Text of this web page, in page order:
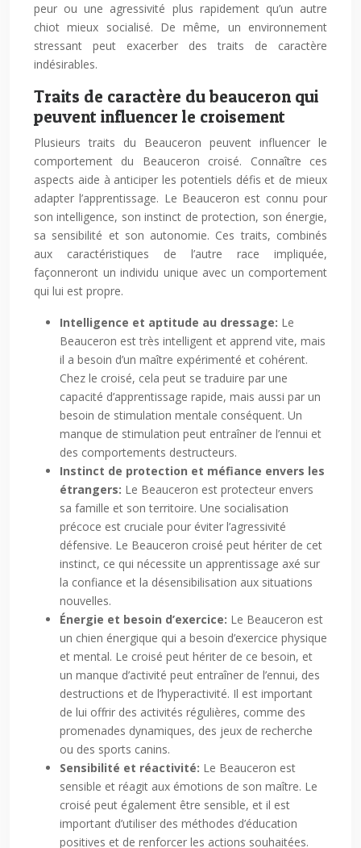
peur ou une agressivité plus rapidement qu’un autre
chiot mieux socialisé. De même, un environnement
stressant peut exacerber des traits de caractère
indésirables.
Traits de caractère du beauceron qui
peuvent influencer le croisement
Plusieurs traits du Beauceron peuvent influencer le
comportement du Beauceron croisé. Connaître ces
aspects aide à anticiper les potentiels défis et de mieux
adapter l’apprentissage. Le Beauceron est connu pour
son intelligence, son instinct de protection, son énergie,
sa sensibilité et son autonomie. Ces traits, combinés
aux caractéristiques de l’autre race impliquée,
façonneront un individu unique avec un comportement
qui lui est propre.
Intelligence et aptitude au dressage: Le
Beauceron est très intelligent et apprend vite, mais
il a besoin d’un maître expérimenté et cohérent.
Chez le croisé, cela peut se traduire par une
capacité d’apprentissage rapide, mais aussi par un
besoin de stimulation mentale conséquent. Un
manque de stimulation peut entraîner de l’ennui et
des comportements destructeurs.
Instinct de protection et méfiance envers les
étrangers: Le Beauceron est protecteur envers
sa famille et son territoire. Une socialisation
précoce est cruciale pour éviter l’agressivité
défensive. Le Beauceron croisé peut hériter de cet
instinct, ce qui nécessite un apprentissage axé sur
la confiance et la désensibilisation aux situations
nouvelles.
Énergie et besoin d’exercice: Le Beauceron est
un chien énergique qui a besoin d’exercice physique
et mental. Le croisé peut hériter de ce besoin, et
un manque d’activité peut entraîner de l’ennui, des
destructions et de l’hyperactivité. Il est important
de lui offrir des activités régulières, comme des
promenades dynamiques, des jeux de recherche
ou des sports canins.
Sensibilité et réactivité: Le Beauceron est
sensible et réagit aux émotions de son maître. Le
croisé peut également être sensible, et il est
important d’utiliser des méthodes d’éducation
positives et de renforcer les actions souhaitées.